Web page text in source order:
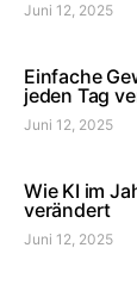
Juni 12, 2025
Einfache
jeden Tag
Juni 12, 2025
Wie KI im
verändert
Juni 12, 2025